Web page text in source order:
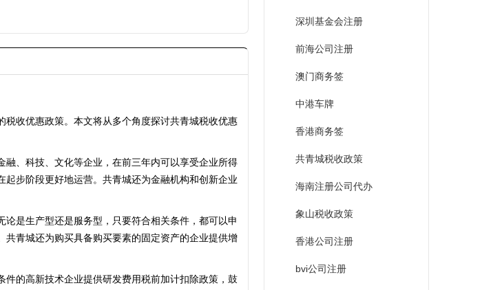
收优惠政策。本文将从多个角度探讨共青城税收优惠
、科技、文化等企业，在前三年内可以享受企业所得
步阶段更好地运营。共青城还为金融机构和创新企业
是生产型还是服务型，只要符合相关条件，都可以申
青城还为购买具备购买要素的固定资产的企业提供增
的高新技术企业提供研发费用税前加计扣除政策，鼓
深圳基金会注册
前海公司注册
澳门商务签
中港车牌
香港商务签
共青城税收政策
海南注册公司代办
象山税收政策
香港公司注册
bvi公司注册